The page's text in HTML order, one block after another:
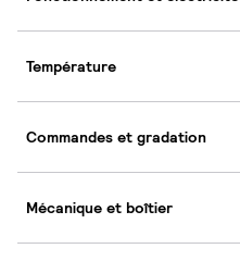
Température
Commandes et gradation
Mécanique et boîtier